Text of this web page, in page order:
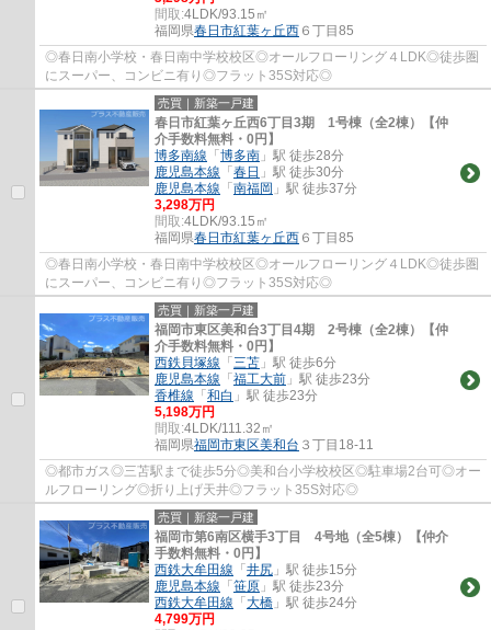
間取:4LDK/93.15㎡
福岡県春日市紅葉ヶ丘西 ６丁目85
◎春日南小学校・春日南中学校校区◎オールフローリング４LDK◎徒歩圏
にスーパー、コンビニ有り◎フラット35S対応◎
売買｜新築一戸建
春日市紅葉ヶ丘西6丁目3期 1号棟（全2棟）【仲
介手数料無料・0円】
博多南線 「 博多南 」駅 徒歩28分
鹿児島本線 「 春日 」駅 徒歩30分
鹿児島本線 「 南福岡 」駅 徒歩37分
3,298万円
間取:4LDK/93.15㎡
福岡県春日市紅葉ヶ丘西 ６丁目85
◎春日南小学校・春日南中学校校区◎オールフローリング４LDK◎徒歩圏
にスーパー、コンビニ有り◎フラット35S対応◎
売買｜新築一戸建
福岡市東区美和台3丁目4期 2号棟（全2棟）【仲
介手数料無料・0円】
西鉄貝塚線 「 三苫 」駅 徒歩6分
鹿児島本線 「 福工大前 」駅 徒歩23分
香椎線 「 和白 」駅 徒歩23分
5,198万円
間取:4LDK/111.32㎡
福岡県福岡市東区美和台 ３丁目18-11
◎都市ガス◎三苫駅まで徒歩5分◎美和台小学校校区◎駐車場2台可◎オー
ルフローリング◎折り上げ天井◎フラット35S対応◎
売買｜新築一戸建
福岡市第6南区横手3丁目 4号地（全5棟）【仲介
手数料無料・0円】
西鉄大牟田線 「 井尻 」駅 徒歩15分
鹿児島本線 「 笹原 」駅 徒歩23分
西鉄大牟田線 「 大橋 」駅 徒歩24分
4,799万円